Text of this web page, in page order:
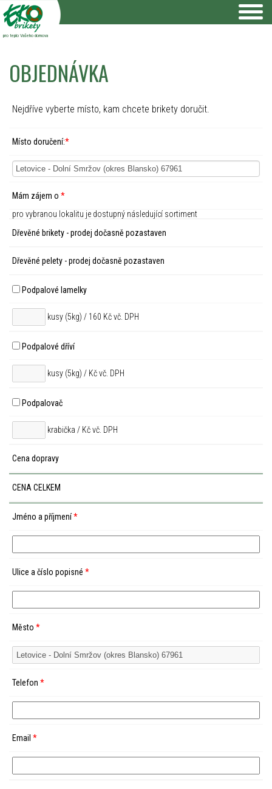
pro teplo Vašeho domova
OBJEDNÁVKA
Nejdříve vyberte místo, kam chcete brikety doručit.
Místo doručení:*
Mám zájem o *
pro vybranou lokalitu je dostupný následující sortiment
Dřevěné brikety - prodej dočasně pozastaven
Dřevěné pelety - prodej dočasně pozastaven
Podpalové lamelky
kusy (5kg) / 160 Kč vč. DPH
Podpalové dříví
kusy (5kg) / Kč vč. DPH
Podpalovač
krabička / Kč vč. DPH
Cena dopravy
CENA CELKEM
Jméno a příjmení*
Ulice a číslo popisné *
Město *
Telefon *
Email *